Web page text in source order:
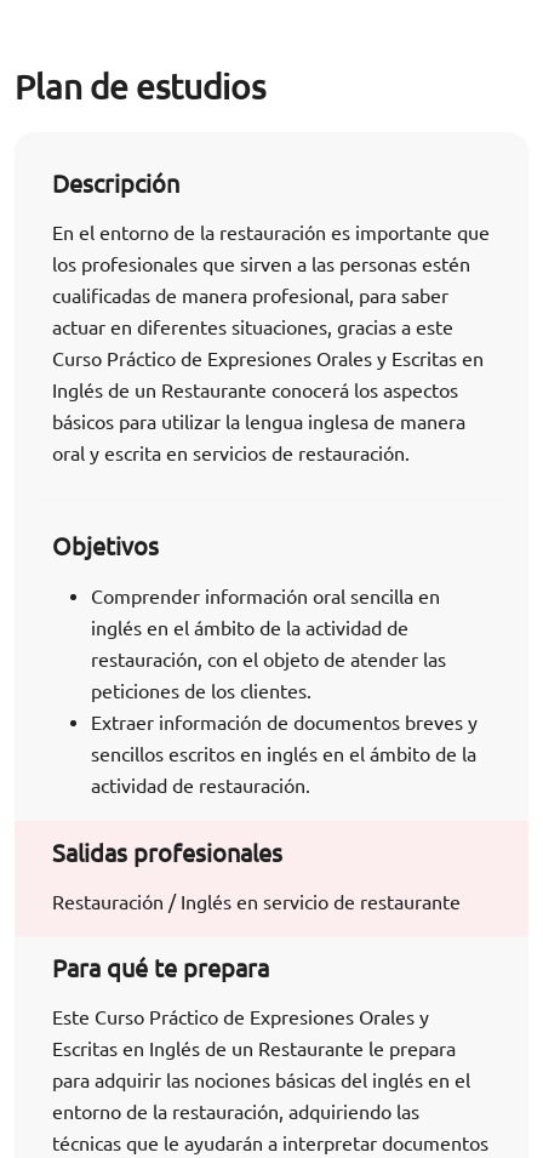
Plan de estudios
Descripción
En el entorno de la restauración es importante que
los profesionales que sirven a las personas estén
cualificadas de manera profesional, para saber
actuar en diferentes situaciones, gracias a este
Curso Práctico de Expresiones Orales y Escritas en
Inglés de un Restaurante conocerá los aspectos
básicos para utilizar la lengua inglesa de manera
oral y escrita en servicios de restauración.
Objetivos
Comprender información oral sencilla en
inglés en el ámbito de la actividad de
restauración, con el objeto de atender las
peticiones de los clientes.
Extraer información de documentos breves y
sencillos escritos en inglés en el ámbito de la
actividad de restauración.
Salidas profesionales
Restauración / Inglés en servicio de restaurante
Para qué te prepara
Este Curso Práctico de Expresiones Orales y
Escritas en Inglés de un Restaurante le prepara
para adquirir las nociones básicas del inglés en el
entorno de la restauración, adquiriendo las
técnicas que le ayudarán a interpretar documentos